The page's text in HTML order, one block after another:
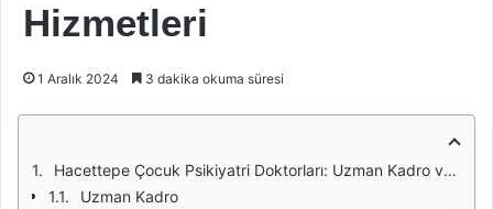
Hizmetleri
1 Aralık 2024 3 dakika okuma süresi
Hacettepe Çocuk Psikiyatri Doktorları: Uzman Kadro ve Hizmetleri
Uzman Kadro